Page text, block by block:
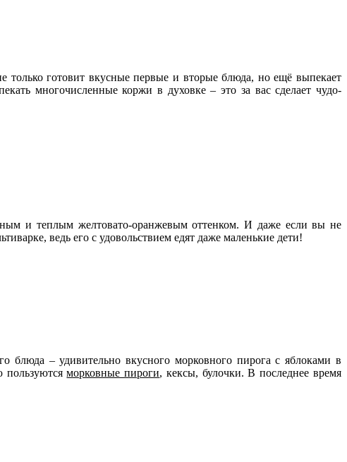
готовит вкусные первые и вторые блюда, но ещё выпекает
многочисленные коржи в духовке – это за вас сделает чудо-
и теплым желтовато-оранжевым оттенком. И даже если вы не
ведь его с удовольствием едят даже маленькие дети!
блюда – удивительно вкусного морковного пирога с яблоками в
пользуютсяморковные пироги, кексы, булочки. В последнее время